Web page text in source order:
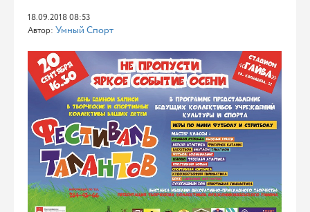
18.09.2018 08:53
Автор: Умный Спорт